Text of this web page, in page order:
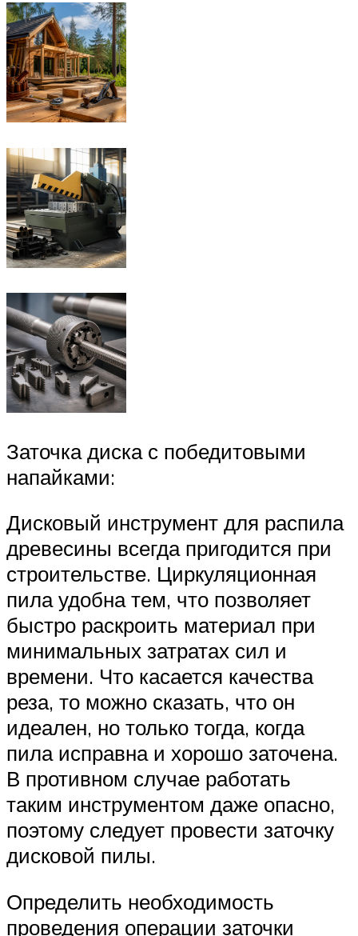
Заточка диска с победитовыми
напайками:
Дисковый инструмент для распила
древесины всегда пригодится при
строительстве. Циркуляционная
пила удобна тем, что позволяет
быстро раскроить материал при
минимальных затратах сил и
времени. Что касается качества
реза, то можно сказать, что он
идеален, но только тогда, когда
пила исправна и хорошо заточена.
В противном случае работать
таким инструментом даже опасно,
поэтому следует провести заточку
дисковой пилы.
Определить необходимость
проведения операции заточки